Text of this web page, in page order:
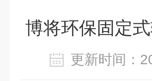
博将环保固定
更新时间